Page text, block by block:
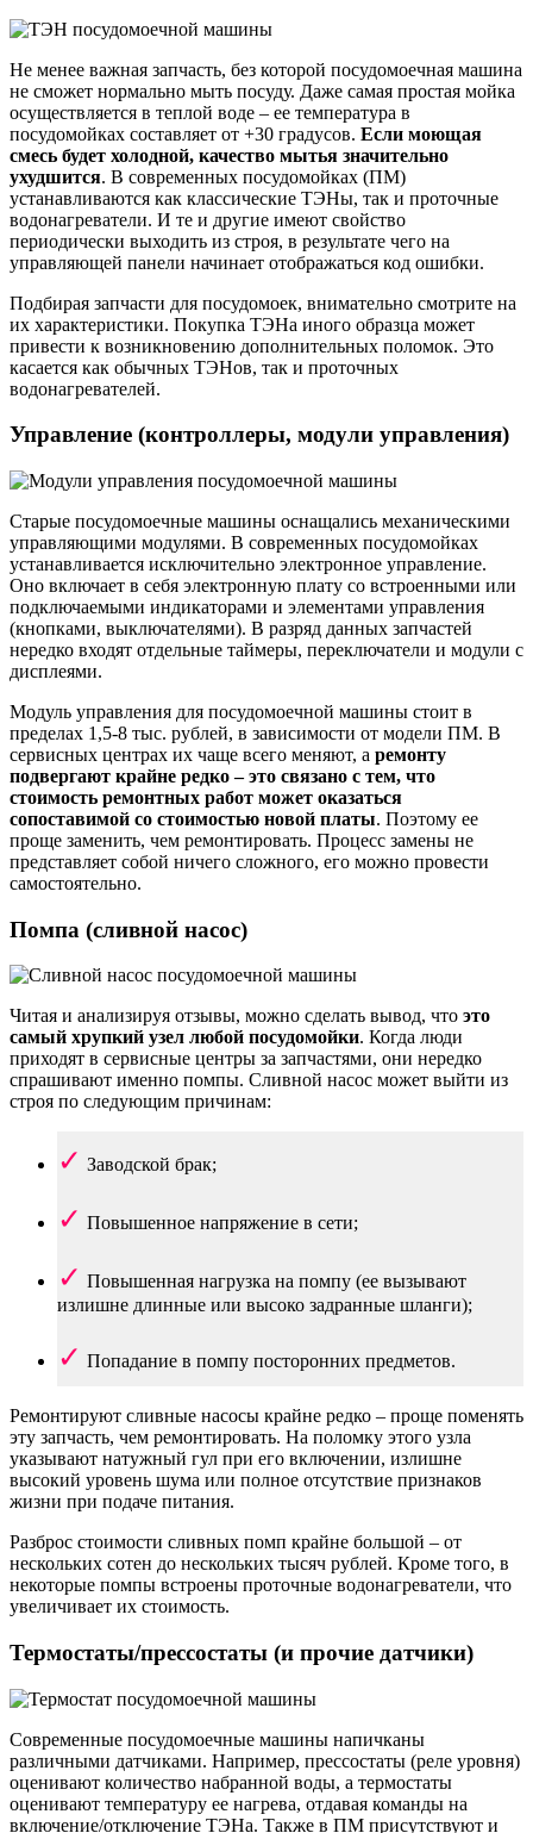
Не менее важная запчасть, без которой посудомоечная машина
не сможет нормально мыть посуду. Даже самая простая мойка
осуществляется в теплой воде – ее температура в
посудомойках составляет от +30 градусов. Если моющая
смесь будет холодной, качество мытья значительно
ухудшится. В современных посудомойках (ПМ)
устанавливаются как классические ТЭНы, так и проточные
водонагреватели. И те и другие имеют свойство
периодически выходить из строя, в результате чего на
управляющей панели начинает отображаться код ошибки.
Подбирая запчасти для посудомоек, внимательно смотрите на
их характеристики. Покупка ТЭНа иного образца может
привести к возникновению дополнительных поломок. Это
касается как обычных ТЭНов, так и проточных
водонагревателей.
Управление (контроллеры, модули управления)
Старые посудомоечные машины оснащались механическими
управляющими модулями. В современных посудомойках
устанавливается исключительно электронное управление.
Оно включает в себя электронную плату со встроенными или
подключаемыми индикаторами и элементами управления
(кнопками, выключателями). В разряд данных запчастей
нередко входят отдельные таймеры, переключатели и модули с
дисплеями.
Модуль управления для посудомоечной машины стоит в
пределах 1,5-8 тыс. рублей, в зависимости от модели ПМ. В
сервисных центрах их чаще всего меняют, а ремонту
подвергают крайне редко – это связано с тем, что
стоимость ремонтных работ может оказаться
сопоставимой со стоимостью новой платы. Поэтому ее
проще заменить, чем ремонтировать. Процесс замены не
представляет собой ничего сложного, его можно провести
самостоятельно.
Помпа (сливной насос)
Читая и анализируя отзывы, можно сделать вывод, что это
самый хрупкий узел любой посудомойки. Когда люди
приходят в сервисные центры за запчастями, они нередко
спрашивают именно помпы. Сливной насос может выйти из
строя по следующим причинам:
Заводской брак;
Повышенное напряжение в сети;
Повышенная нагрузка на помпу (ее вызывают
излишне длинные или высоко задранные шланги);
Попадание в помпу посторонних предметов.
Ремонтируют сливные насосы крайне редко – проще поменять
эту запчасть, чем ремонтировать. На поломку этого узла
указывают натужный гул при его включении, излишне
высокий уровень шума или полное отсутствие признаков
жизни при подаче питания.
Разброс стоимости сливных помп крайне большой – от
нескольких сотен до нескольких тысяч рублей. Кроме того, в
некоторые помпы встроены проточные водонагреватели, что
увеличивает их стоимость.
Термостаты/прессостаты (и прочие датчики)
Современные посудомоечные машины напичканы
различными датчиками. Например, прессостаты (реле уровня)
оценивают количество набранной воды, а термостаты
оценивают температуру ее нагрева, отдавая команды на
включение/отключение ТЭНа. Также в ПМ присутствуют и